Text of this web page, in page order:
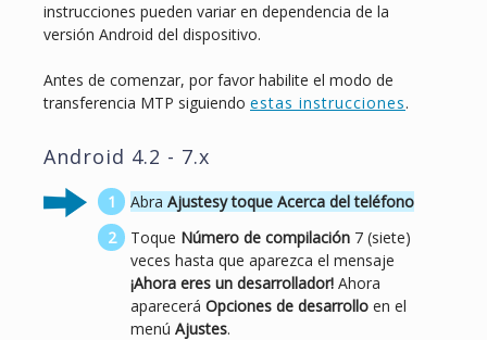
instrucciones pueden variar en dependencia de la
versión Android del dispositivo.
Antes de comenzar, por favor habilite el modo de
transferencia MTP siguiendo estas instrucciones.
Android 4.2 - 7.x
Abra Ajustesy toque Acerca del teléfono
Toque Número de compilación 7 (siete)
veces hasta que aparezca el mensaje
¡Ahora eres un desarrollador! Ahora
aparecerá Opciones de desarrollo en el
menú Ajustes.